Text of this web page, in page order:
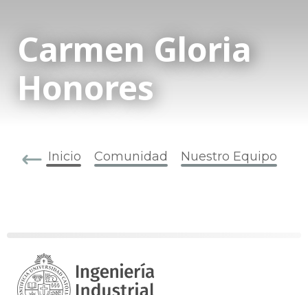
Carmen Gloria
Honores
Inicio Comunidad Nuestro Equipo